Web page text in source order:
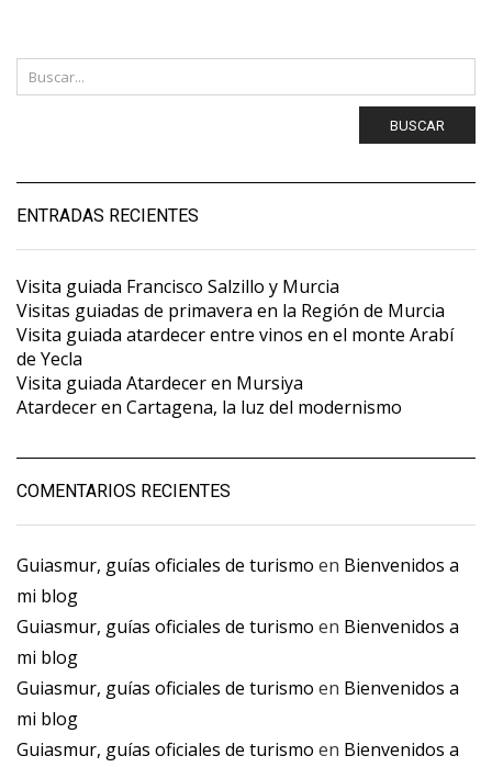
BUSCAR
ENTRADAS RECIENTES
Visita guiada Francisco Salzillo y Murcia
Visitas guiadas de primavera en la Región de Murcia
Visita guiada atardecer entre vinos en el monte Arabí
de Yecla
Visita guiada Atardecer en Mursiya
Atardecer en Cartagena, la luz del modernismo
COMENTARIOS RECIENTES
Guiasmur, guías oficiales de turismo en Bienvenidos a
mi blog
Guiasmur, guías oficiales de turismo en Bienvenidos a
mi blog
Guiasmur, guías oficiales de turismo en Bienvenidos a
mi blog
Guiasmur, guías oficiales de turismo en Bienvenidos a